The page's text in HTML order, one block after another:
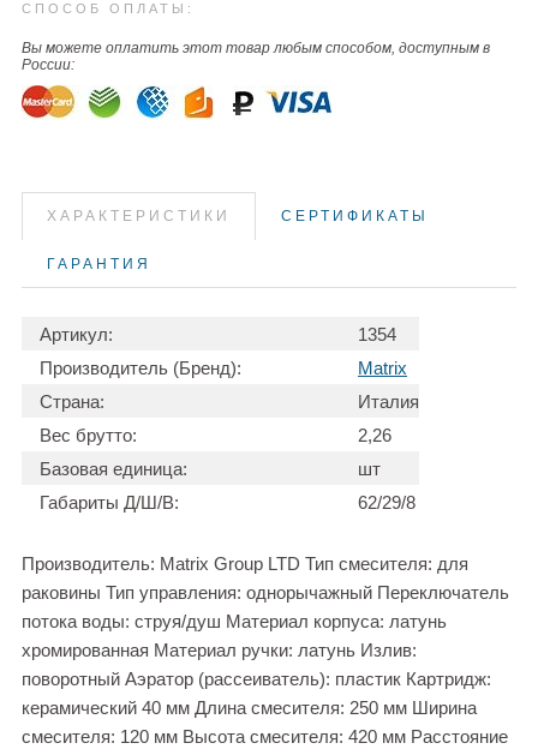
СПОСОБ ОПЛАТЫ:
Вы можете оплатить этот товар любым способом, доступным в
России:
ХАРАКТЕРИСТИКИ СЕРТИФИКАТЫ
ГАРАНТИЯ
Артикул:
1354
Производитель (Бренд):
Matrix
Страна:
Италия
Вес брутто:
2,26
Базовая единица:
шт
Габариты Д/Ш/В:
62/29/8
Производитель: Matrix Group LTD Тип смесителя: для
раковины Тип управления: однорычажный Переключатель
потока воды: струя/душ Материал корпуса: латунь
хромированная Материал ручки: латунь Излив:
поворотный Аэратор (рассеиватель): пластик Картридж:
керамический 40 мм Длина смесителя: 250 мм Ширина
смесителя: 120 мм Высота смесителя: 420 мм Расстояние